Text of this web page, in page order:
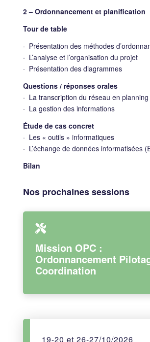
2 – Ordonnancement et planification
Tour de table
· Présentation des méthodes
· L’analyse et l’organisation du projet
· Présentation des diagrammes
Questions / réponses orales
· La transcription du réseau en planning
· La gestion des informations
Étude de cas concret
· Les « outils » informatiques
· L’échange de données informatisées
Bilan
Nos prochaines sessions
Mission OPC :
Ordonnancement
Coordination
19-20 et 26-27/10/2026